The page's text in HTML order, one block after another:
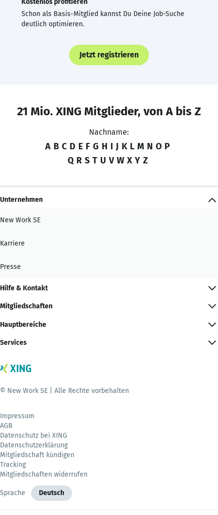
Schon als Basis-Mitglied kannst Du Deine Job-Suche
deutlich optimieren.
Jetzt registrieren
21 Mio. XING Mitglieder, von A bis Z
Nachname:
A B C D E F G H I J K L M N O P
Q R S T U V W X Y Z
Unternehmen
New Work SE
Karriere
Presse
Hilfe & Kontakt
Mitgliedschaften
Hauptbereiche
Services
© New Work SE | Alle Rechte vorbehalten
Impressum
AGB
Datenschutz bei XING
Datenschutzerklärung
Mitgliedschaft kündigen
Tracking
Mitgliedschaften widerrufen
Sprache Deutsch